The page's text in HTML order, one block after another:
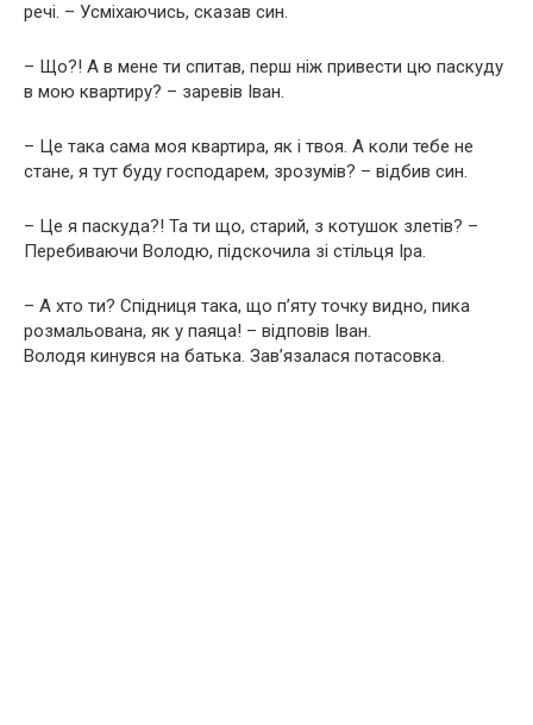
речі. – Усміхаючись, сказав син.
– Що?! А в мене ти спитав, перш ніж привести цю паскуду
в мою квартиру? – заревів Іван.
– Це така сама моя квартира, як і твоя. А коли тебе не
стане, я тут буду господарем, зрозумів? – відбив син.
– Це я паскуда?! Та ти що, старий, з котушок злетів? –
Перебиваючи Володю, підскочила зі стільця Іра.
– А хто ти? Спідниця така, що п’яту точку видно, пика
розмальована, як у паяца! – відповів Іван.
Володя кинувся на батька. Зав’язалася потасовка.